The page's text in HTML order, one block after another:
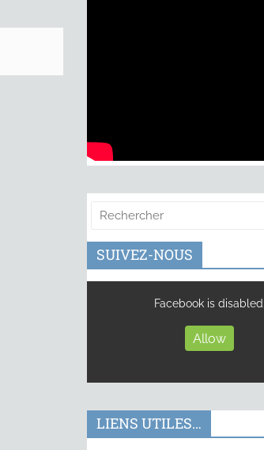
SUIVEZ-NOUS
Facebook is disabled.
Allow
LIENS UTILES…